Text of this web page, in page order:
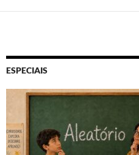
ESPECIAIS